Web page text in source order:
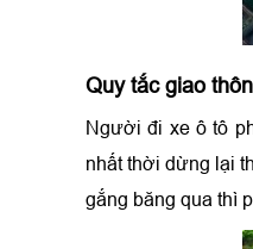
Quy tắc giao
Người đi xe ô tô
nhất thời dừng lại
gắng băng qua thì